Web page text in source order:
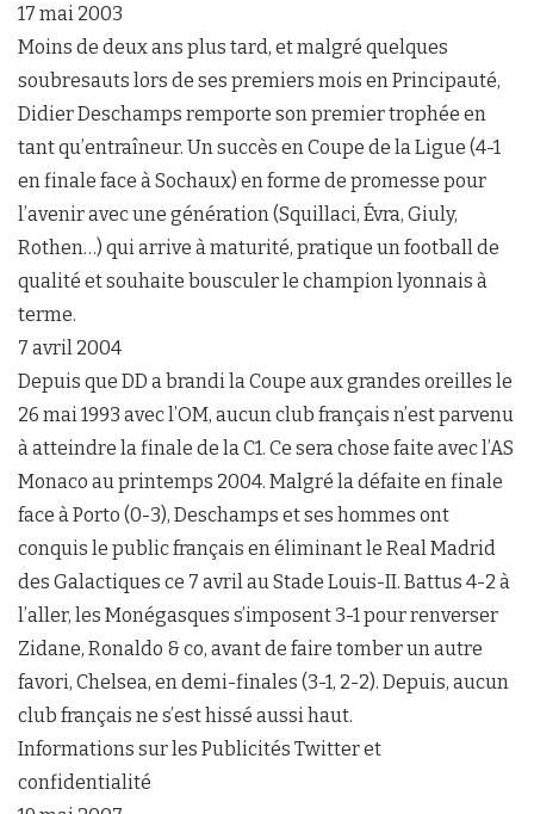
17 mai 2003
Moins de deux ans plus tard, et malgré quelques
soubresauts lors de ses premiers mois en Principauté,
Didier Deschamps remporte son premier trophée en
tant qu’entraîneur. Un succès en Coupe de la Ligue (4-1
en finale face à Sochaux) en forme de promesse pour
l’avenir avec une génération (Squillaci, Évra, Giuly,
Rothen…) qui arrive à maturité, pratique un football de
qualité et souhaite bousculer le champion lyonnais à
terme.
7 avril 2004
Depuis que DD a brandi la Coupe aux grandes oreilles le
26 mai 1993 avec l’OM, aucun club français n’est parvenu
à atteindre la finale de la C1. Ce sera chose faite avec l’AS
Monaco au printemps 2004. Malgré la défaite en finale
face à Porto (0-3), Deschamps et ses hommes ont
conquis le public français en éliminant le Real Madrid
des Galactiques ce 7 avril au Stade Louis-II. Battus 4-2 à
l’aller, les Monégasques s’imposent 3-1 pour renverser
Zidane, Ronaldo & co, avant de faire tomber un autre
favori, Chelsea, en demi-finales (3-1, 2-2). Depuis, aucun
club français ne s’est hissé aussi haut.
Informations sur les Publicités Twitter et
confidentialité